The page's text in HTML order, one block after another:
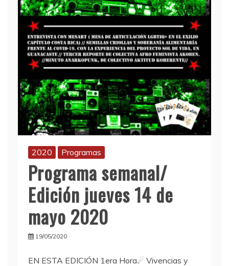
2020 Programas
Programa semanal/
Edición jueves 14 de
mayo 2020
19/05/2020
EN ESTA EDICIÓN 1era Hora☄ Vivencias y